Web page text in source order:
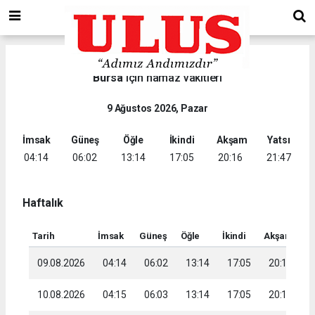
Bursa için namaz vakitleri
9 Ağustos 2026, Pazar
İmsak
04:14
Güneş
06:02
Öğle
13:14
İkindi
17:05
Akşam
20:16
Yatsı
21:47
Haftalık
Tarih İmsak Güneş Öğle İkindi Akşam
09.08.2026 04:14 06:02 13:14 17:05 20:16
10.08.2026 04:15 06:03 13:14 17:05 20:15